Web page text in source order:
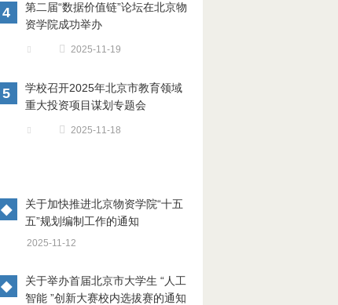
4
第二届“数据价值链”论坛在北京物
资学院成功举办
2025-11-19
5
学校召开2025年北京市教育领域
重大投资项目谋划专题会
2025-11-18
◆
关于加快推进北京物资学院“十五
五”规划编制工作的通知
2025-11-12
◆
关于举办首届北京市大学生 “人工
智能 ”创新大赛校内选拔赛的通知